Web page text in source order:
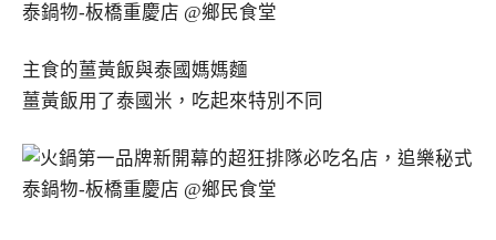
主食的薑黃飯與泰國媽媽麵
薑黃飯用了泰國米，吃起來特別不同